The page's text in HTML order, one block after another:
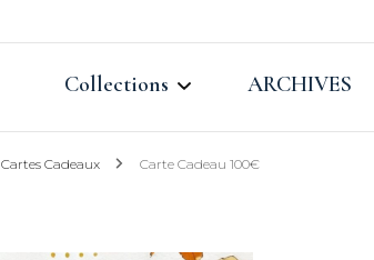
Collections ARCHIVES
Cartes Cadeaux Carte Cadeau 100€